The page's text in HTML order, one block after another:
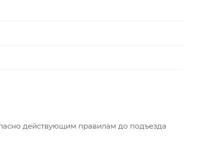
действующим правилам до подъезда